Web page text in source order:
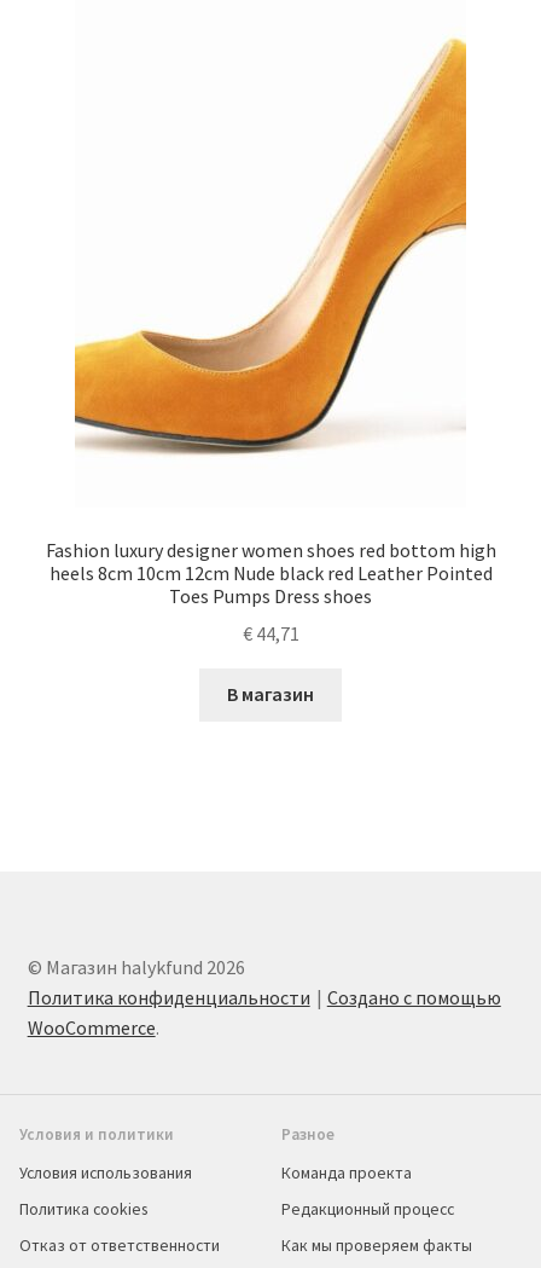
Fashion luxury designer women shoes red bottom high
heels 8cm 10cm 12cm Nude black red Leather Pointed
Toes Pumps Dress shoes
€44,71
В магазин
© Магазин halykfund 2026
Политика конфиденциальности
Создано с помощью
WooCommerce.
Условия и политики
Условия использования
Политика cookies
Отказ от ответственности
Разное
Команда проекта
Редакционный процесс
Как мы проверяем факты